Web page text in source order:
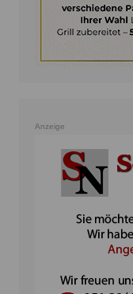
Anzeige